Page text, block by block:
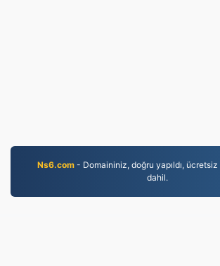
Ns6.com - Domaininiz, doğru yapıldı,
dahil.